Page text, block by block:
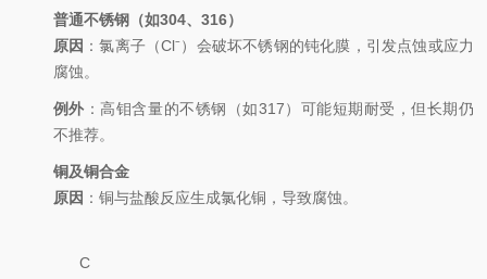
普通不锈钢（如304、316）
原因 ：氯离子（Cl⁻）会破坏不锈钢的钝化膜，引发点蚀或应力
腐蚀。
例外：高钼含量的不锈钢（如317）可能短期耐受，但长期仍
不推荐。
铜及铜合金
原因 ：铜与盐酸反应生成氯化铜，导致腐蚀。
C